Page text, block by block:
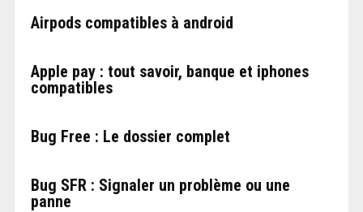
Airpods compatibles à android
Apple pay : tout savoir, banque et iphones
compatibles
Bug Free : Le dossier complet
Bug SFR : Signaler un problème ou une
panne